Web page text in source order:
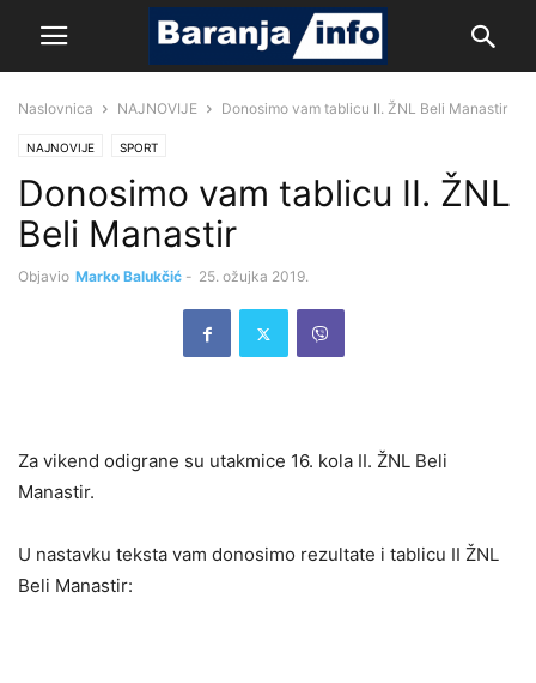
Naslovnica NAJNOVIJE Donosimo vam tablicu II. ŽNL Beli Manastir
NAJNOVIJE SPORT
Donosimo vam tablicu II. ŽNL
Beli Manastir
Objavio Marko Balukčić - 25. ožujka 2019.
Za vikend odigrane su utakmice 16. kola II. ŽNL Beli
Manastir.
U nastavku teksta vam donosimo rezultate i tablicu II ŽNL
Beli Manastir: